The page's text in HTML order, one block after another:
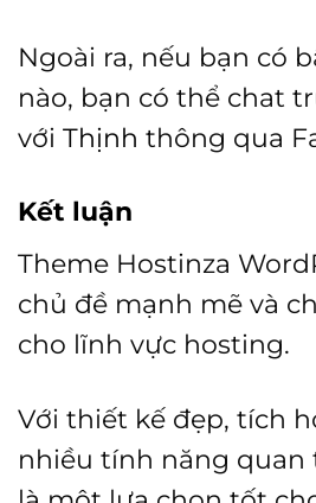
Ngoài ra, nếu bạn có
nào, bạn có thể chat
với Thịnh thông qua
Kết luận
Theme Hostinza
chủ đề mạnh mẽ và
cho lĩnh vực hosting.
Với thiết kế đẹp, tích
nhiều tính năng quan